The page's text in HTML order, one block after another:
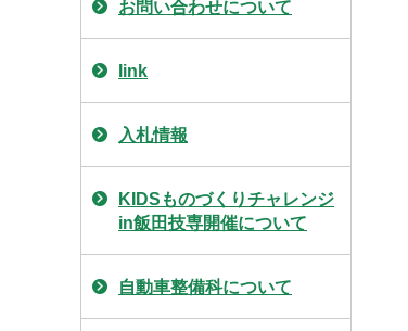
お問い合わせについて
link
入札情報
KIDSものづくりチャレンジ
in飯田技専開催について
自動車整備科について